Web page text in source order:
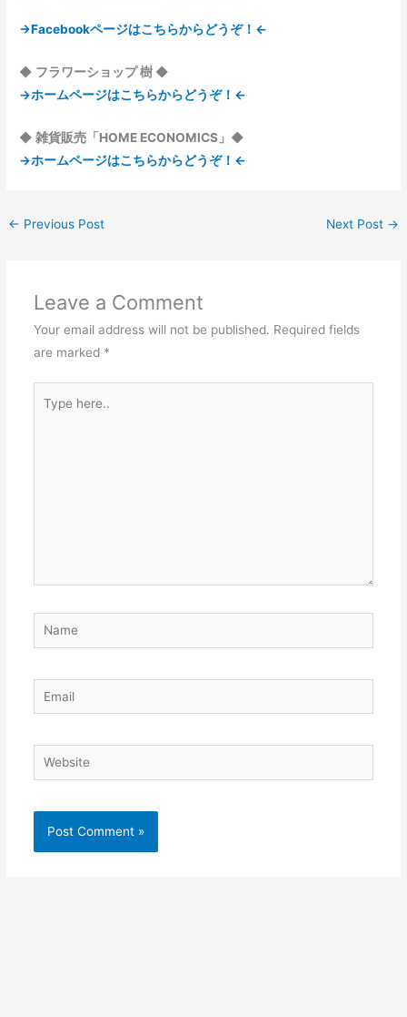
→Facebookページはこちらからどうぞ！←
◆ フラワーショップ 樹 ◆
→ホームページはこちらからどうぞ！←
◆ 雑貨販売「HOME ECONOMICS」◆
→ホームページはこちらからどうぞ！←
← Previous Post Next Post →
Leave a Comment
Your email address will not be published. Required fields
are marked *
here..
Name
Email
Website